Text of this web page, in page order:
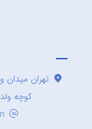
تهران میدان
کوچه ولدی پلاک